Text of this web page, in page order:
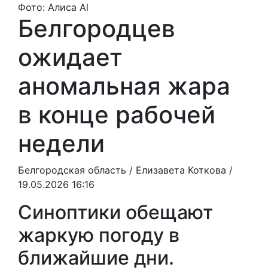
Фото: Алиса Al
Белгородцев
ожидает
аномальная жара
в конце рабочей
недели
Белгородская область / Елизавета Коткова /
19.05.2026 16:16
Синоптики обещают
жаркую погоду в
ближайшие дни.